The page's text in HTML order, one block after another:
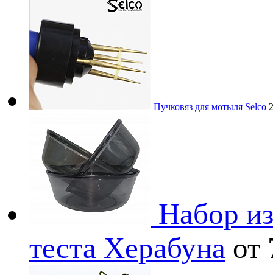
Пучковяз для мотыля Selco
Набор
теста Херабуна от